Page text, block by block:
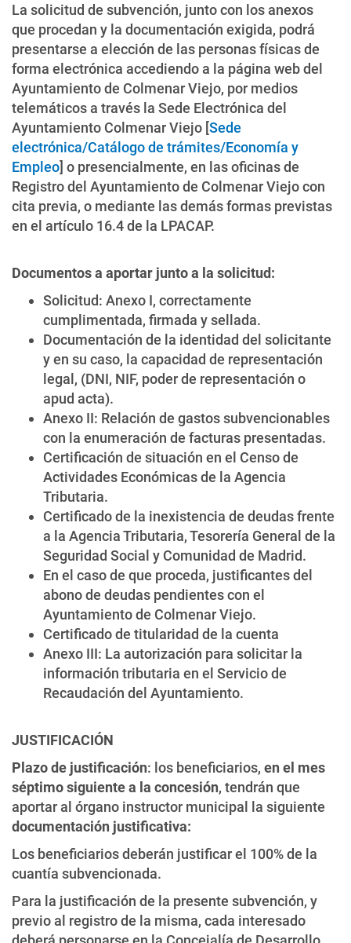
La solicitud de subvención, junto con los anexos
que procedan y la documentación exigida, podrá
presentarse a elección de las personas físicas de
forma electrónica accediendo a la página web del
Ayuntamiento de Colmenar Viejo, por medios
telemáticos a través la Sede Electrónica del
Ayuntamiento Colmenar Viejo [Sede
electrónica/Catálogo de trámites/Economía y
Empleo] o presencialmente, en las oficinas de
Registro del Ayuntamiento de Colmenar Viejo con
cita previa, o mediante las demás formas previstas
en el artículo 16.4 de la LPACAP.
Documentos a aportar junto a la solicitud:
Solicitud: Anexo I, correctamente
cumplimentada, firmada y sellada.
Documentación de la identidad del solicitante
y en su caso, la capacidad de representación
legal, (DNI, NIF, poder de representación o
apud acta).
Anexo II: Relación de gastos subvencionables
con la enumeración de facturas presentadas.
Certificación de situación en el Censo de
Actividades Económicas de la Agencia
Tributaria.
Certificado de la inexistencia de deudas frente
a la Agencia Tributaria, Tesorería General de la
Seguridad Social y Comunidad de Madrid.
En el caso de que proceda, justificantes del
abono de deudas pendientes con el
Ayuntamiento de Colmenar Viejo.
Certificado de titularidad de la cuenta
Anexo III: La autorización para solicitar la
información tributaria en el Servicio de
Recaudación del Ayuntamiento.
JUSTIFICACIÓN
Plazo de justificación: los beneficiarios, en el mes
séptimo siguiente a la concesión, tendrán que
aportar al órgano instructor municipal la siguiente
documentación justificativa:
Los beneficiarios deberán justificar el 100% de la
cuantía subvencionada.
Para la justificación de la presente subvención, y
previo al registro de la misma, cada interesado